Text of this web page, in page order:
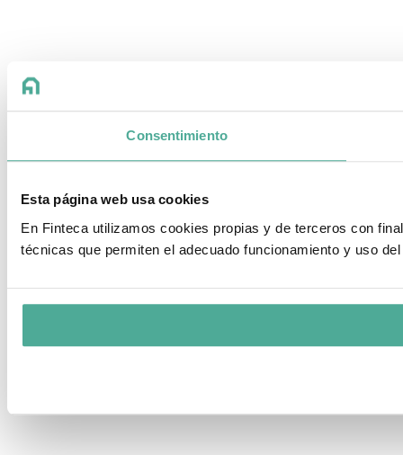
Consentimiento
Esta página web usa cookies
En Finteca utilizamos cookies propias y de terceros con
técnicas que permiten el adecuado funcionamiento y uso